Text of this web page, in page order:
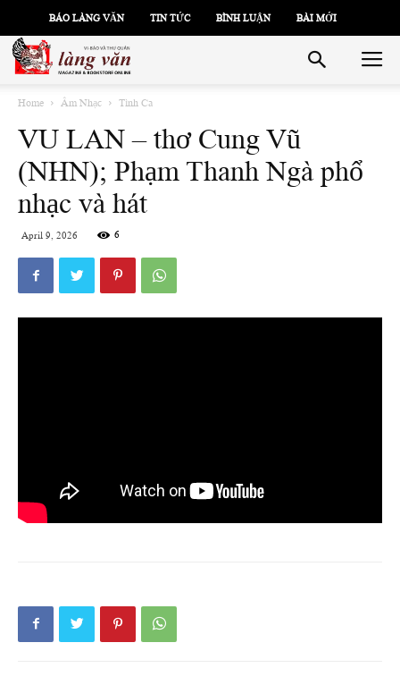
BÁO LÀNG VĂN TIN TỨC BÌNH LUẬN BÀI MỚI
Home Âm Nhạc Tình Ca
VU LAN – thơ Cung Vũ
(NHN); Phạm Thanh Ngà phổ
nhạc và hát
April 9, 2026 6